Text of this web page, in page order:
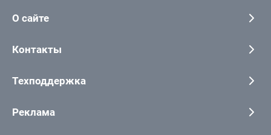
О сайте
Контакты
Техподдержка
Реклама